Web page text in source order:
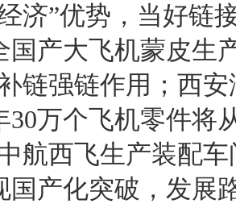
济”优势，当好链
国产大飞机蒙皮生
链强链作用；西
30万个飞机零件将
航西飞生产装配
国产化突破，发展